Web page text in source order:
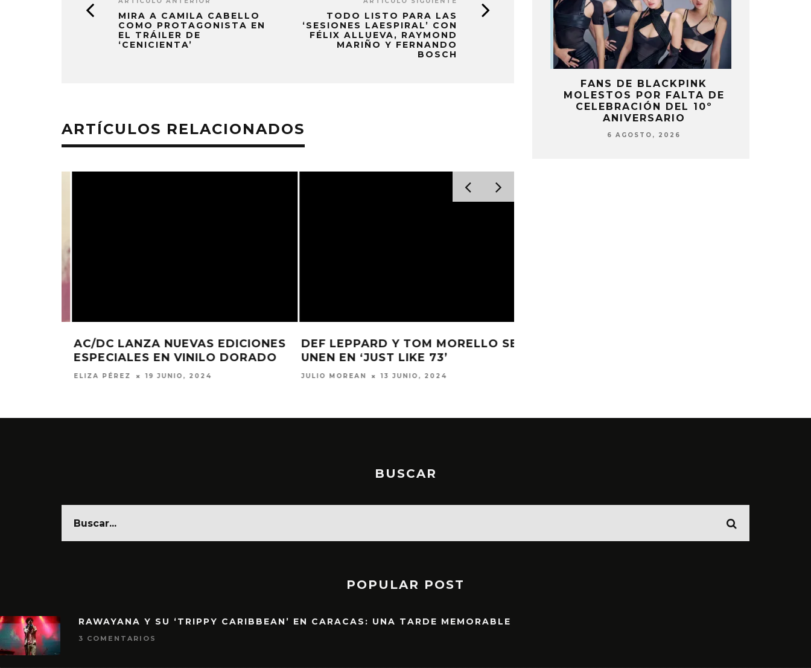
MIRA A CAMILA CABELLO
COMO PROTAGONISTA EN
EL TRÁILER DE
‘CENICIENTA’
TODO LISTO PARA LAS
‘SESIONES LAESPIRAL’ CON
FÉLIX ALLUEVA, RAYMOND
MARIÑO Y FERNANDO
BOSCH
ARTÍCULOS RELACIONADOS
AC/DC LANZA NUEVAS EDICIONES
ESPECIALES EN VINILO DORADO
ELIZA PÉREZ 19 JUNIO, 2024
DEF LEPPARD Y TOM MORELLO SE
UNEN EN ‘JUST LIKE 73’
JULIO MOREAN 13 JUNIO, 2024
6 AGOSTO, 2026
6 AGOSTO, 2026
FANS DE BLACKPINK
MOLESTOS POR FALTA DE
CELEBRACIÓN DEL 10º
ANIVERSARIO
6 AGOSTO, 2026
BUSCAR
POPULAR POST
RAWAYANA Y SU ‘TRIPPY CARIBBEAN’ EN CARACAS: UNA TARDE MEMORABLE
3 COMENTARIOS